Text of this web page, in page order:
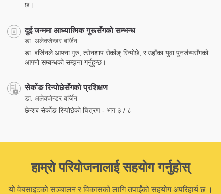
छ।
दुई जन्ममा आध्यात्मिक गुरूसँगको सम्भन्ध
डा. अलेक्जेन्डर बर्जिन
डा. बर्जिनले आफ्ना गुरु, त्सेनशाप सेर्कोङ् रिन्पोछे, र उहाँका युवा पुनर्जन्मसँगको
आफ्नो सम्बन्धको सम्झना गर्नुहुन्छ।
सेर्कोङ रिन्पोछेसँगको प्रशिक्षण
डा. अलेक्जेन्डर बर्जिन
छेन्शब सेर्कोङ रिन्पोछेको चित्रण - भाग ३ / ८
हाम्रो परियोजनालाई सहयोग गर्नुहोस्
यो वेबसाइटको सञ्चालन र विकासको लागि तपाईंको सहयोग अपरिहार्य छ ।